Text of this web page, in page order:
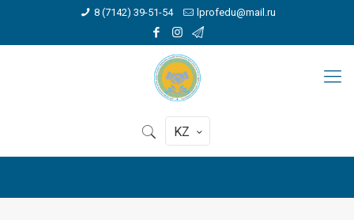
8 (7142) 39-51-54 lprofedu@mail.ru
KZ